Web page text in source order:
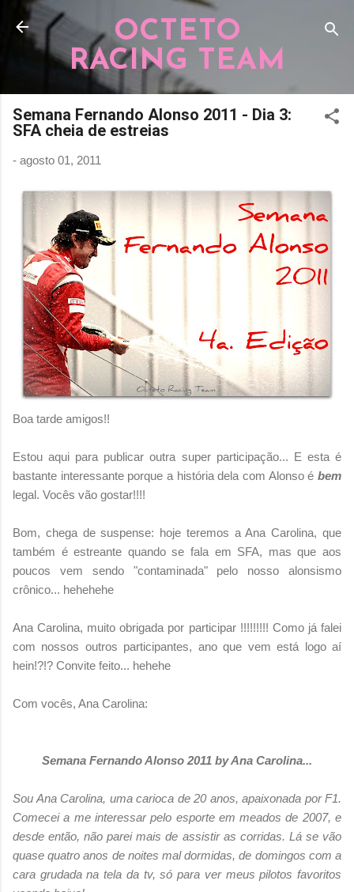
Pular para o conteúdo principal
OCTETO
RACING TEAM
Semana Fernando Alonso 2011 - Dia 3:
SFA cheia de estreias
- agosto 01, 2011
Boa tarde amigos!!
Estou aqui para publicar outra super participação... E esta é
bastante interessante porque a história dela com Alonso é bem
legal. Vocês vão gostar!!!!
Bom, chega de suspense: hoje teremos a Ana Carolina, que
também é estreante quando se fala em SFA, mas que aos
poucos vem sendo "contaminada" pelo nosso alonsismo
crônico... hehehehe
Ana Carolina, muito obrigada por participar !!!!!!!!! Como já falei
com nossos outros participantes, ano que vem está logo aí
hein!?!? Convite feito... hehehe
Com vocês, Ana Carolina:
Semana Fernando Alonso 2011 by Ana Carolina...
Sou Ana Carolina, uma carioca de 20 anos, apaixonada por F1.
Comecei a me interessar pelo esporte em meados de 2007, e
desde então, não parei mais de assistir as corridas. Lá se vão
quase quatro anos de noites mal dormidas, de domingos com a
cara grudada na tela da tv, só para ver meus pilotos favoritos